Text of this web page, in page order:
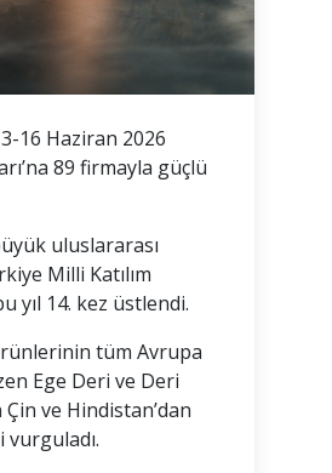
16 Haziran 2026
89 firmayla güçlü
uluslararası
Milli Katılım
yıl 14. kez üstlendi.
tüm Avrupa
Ege Deri ve Deri
ve Hindistan’dan